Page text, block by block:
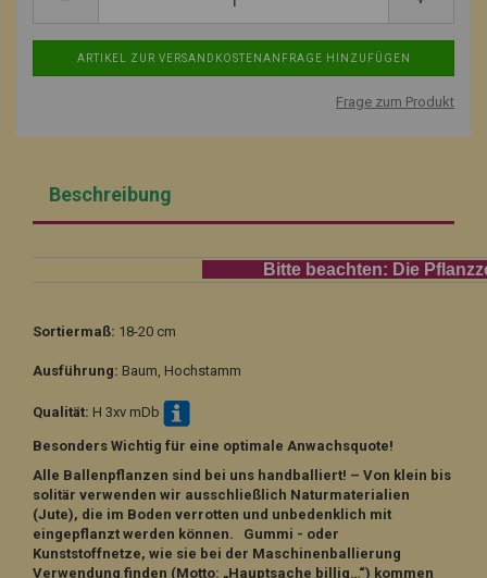
Frage zum Produkt
Beschreibung
Bitte beachten: Die Pflanzzeit für
Sortiermaß: 18-20 cm
Ausführung: Baum, Hochstamm
Qualität: H 3xv mDb
Besonders Wichtig für eine optimale Anwachsquote!
Alle Ballenpflanzen sind bei uns handballiert! – Von klein bis
solitär verwenden wir ausschließlich Naturmaterialien
(Jute), die im Boden verrotten und unbedenklich mit
eingepflanzt werden können. Gummi - oder
Kunststoffnetze, wie sie bei der Maschinenballierung
Verwendung finden (Motto: „Hauptsache billig…“) kommen